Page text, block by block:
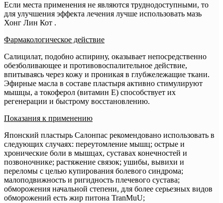
Если места применения не являются труднодоступными, то
для улучшения эффекта лечения лучше использовать мазь
Хонг Лин Кот .
Фармакологическое действие
Салицилат, подобно аспирину, оказывает непосредственно
обезболивающее и противовоспалительное действие,
впитываясь через кожу и проникая в глубжележащие ткани.
Эфирные масла в составе пластыря активно стимулируют
мышцы, а токоферол (витамин Е) способствует их
регенерации и быстрому восстановлению.
Показания к применению
Японский пластырь Салонпас рекомендовано использовать в
следующих случаях: переутомление мышц; острые и
хронические боли в мышцах, суставах конечностей и
позвоночнике; растяжение связок; ушибы, вывихи и
переломы с целью купирования болевого синдрома;
малоподвижность и ригидность плечевого сустава;
обморожения начальной степени, для более серьезных видов
обморожений есть жир питона TranMuU;